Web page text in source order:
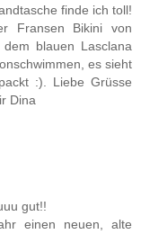
finde ich toll!
Fransen Bikini von
blauen Lasclana
es sieht
:). Liebe Grüsse
Dina
gut!!
einen neuen, alte